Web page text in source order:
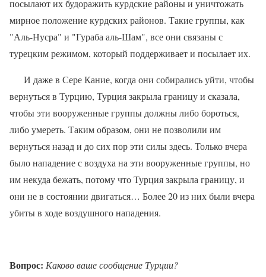
посылают их будоражить курдские районы и уничтожать
мирное положение курдских районов. Такие группы, как
"Аль-Нусра" и "Гураба аль-Шам", все они связаны с
турецким режимом, который поддерживает и посылает их.
И даже в Сере Кание, когда они собирались уйти, чтобы
вернуться в Турцию, Турция закрыла границу и сказала,
чтобы эти вооруженные группы должны либо бороться,
либо умереть. Таким образом, они не позволили им
вернуться назад и до сих пор эти силы здесь. Только вчера
было нападение с воздуха на эти вооруженные группы, но
им некуда бежать, потому что Турция закрыла границу, и
они не в состоянии двигаться… Более 20 из них были вчера
убиты в ходе воздушного нападения.
Вопрос: Каково ваше сообщение Турции?